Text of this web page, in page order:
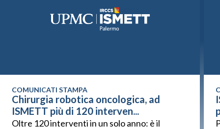
COMUNICATI STAMPA
Chirurgia robotica oncologica, ad
ISMETT più di 120 interven...
Oltre 120 interventi in un solo anno: è il